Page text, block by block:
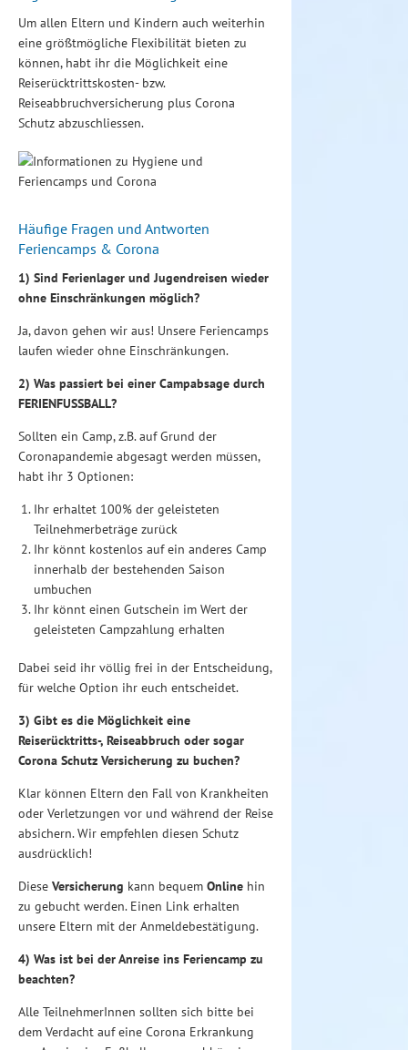
Um allen Eltern und Kindern auch weiterhin
eine größtmögliche Flexibilität bieten zu
können, habt ihr die Möglichkeit eine
Reiserücktrittskosten- bzw.
Reiseabbruchversicherung plus Corona
Schutz abzuschliessen.
Häufige Fragen und Antworten
Feriencamps & Corona
1) Sind Ferienlager und Jugendreisen wieder
ohne Einschränkungen möglich?
Ja, davon gehen wir aus! Unsere Feriencamps
laufen wieder ohne Einschränkungen.
2) Was passiert bei einer Campabsage durch
FERIENFUSSBALL?
Sollten ein Camp, z.B. auf Grund der
Coronapandemie abgesagt werden müssen,
habt ihr 3 Optionen:
Ihr erhaltet 100% der geleisteten
Teilnehmerbeträge zurück
Ihr könnt kostenlos auf ein anderes Camp
innerhalb der bestehenden Saison
umbuchen
Ihr könnt einen Gutschein im Wert der
geleisteten Campzahlung erhalten
Dabei seid ihr völlig frei in der Entscheidung,
für welche Option ihr euch entscheidet.
3) Gibt es die Möglichkeit eine
Reiserücktritts-, Reiseabbruch oder sogar
Corona Schutz Versicherung zu buchen?
Klar können Eltern den Fall von Krankheiten
oder Verletzungen vor und während der Reise
absichern. Wir empfehlen diesen Schutz
ausdrücklich!
Diese Versicherung kann bequem Online hin
zu gebucht werden. Einen Link erhalten
unsere Eltern mit der Anmeldebestätigung.
4) Was ist bei der Anreise ins Feriencamp zu
beachten?
Alle TeilnehmerInnen sollten sich bitte bei
dem Verdacht auf eine Corona Erkrankung